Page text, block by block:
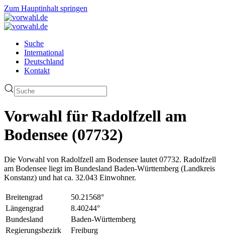
Zum Hauptinhalt springen
Suche
International
Deutschland
Kontakt
Vorwahl für Radolfzell am
Bodensee (07732)
Die Vorwahl von Radolfzell am Bodensee lautet 07732. Radolfzell
am Bodensee liegt im Bundesland Baden-Württemberg (Landkreis
Konstanz) und hat ca. 32.043 Einwohner.
Breitengrad
50.21568°
Längengrad
8.40244°
Bundesland
Baden-Württemberg
Regierungsbezirk
Freiburg